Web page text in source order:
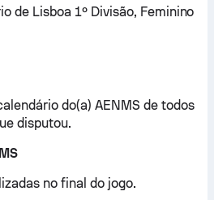
de Lisboa 1º Divisão, Feminino
do(a) AENMS de todos
disputou.
no final do jogo.